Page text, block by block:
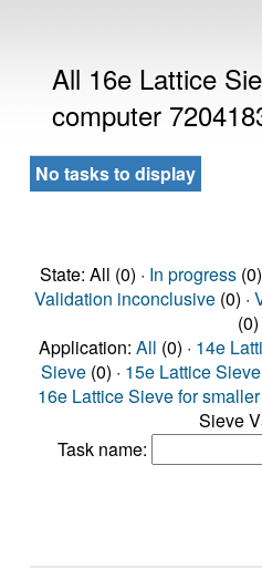
All 16e Lattice
computer
No tasks to display
State: All (0) · In progress(0)
Validation inconclusive(0) ·
(0)
Application: All (0) · 14e
Sieve (0) · 15e Lattice
16e Lattice Sieve for
Sieve
Task name: